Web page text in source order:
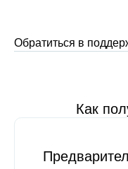
Обратиться в
Как